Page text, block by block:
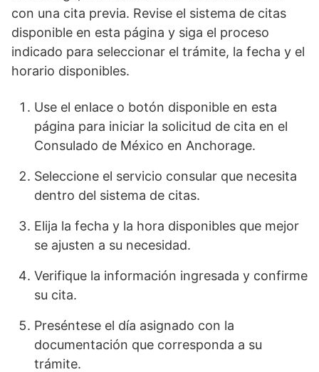
con una cita previa. Revise el sistema de citas
disponible en esta página y siga el proceso
indicado para seleccionar el trámite, la fecha y el
horario disponibles.
Use el enlace o botón disponible en esta
página para iniciar la solicitud de cita en el
Consulado de México en Anchorage.
Seleccione el servicio consular que necesita
dentro del sistema de citas.
Elija la fecha y la hora disponibles que mejor
se ajusten a su necesidad.
Verifique la información ingresada y confirme
su cita.
Preséntese el día asignado con la
documentación que corresponda a su
trámite.